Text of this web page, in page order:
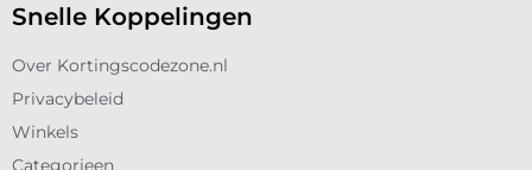
Snelle Koppelingen
Over Kortingscodezone.nl
Privacybeleid
Winkels
Categorieen